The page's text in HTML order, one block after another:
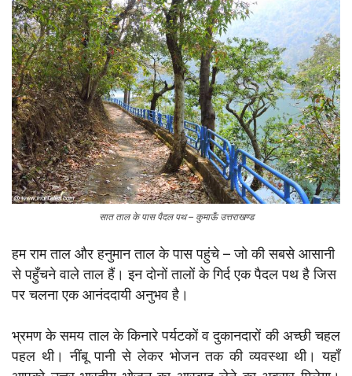
सात ताल के पास पैदल पथ – कुमाऊँ उत्तराखण्ड
हम राम ताल और हनुमान ताल के पास पहुंचे – जो की सबसे आसानी
से पहुँचने वाले ताल हैं। इन दोनों तालों के गिर्द एक पैदल पथ है जिस
पर चलना एक आनंददायी अनुभव है।
भ्रमण के समय ताल के किनारे पर्यटकों व दुकानदारों की अच्छी चहल
पहल थी। नींबू पानी से लेकर भोजन तक की व्यवस्था थी। यहाँ